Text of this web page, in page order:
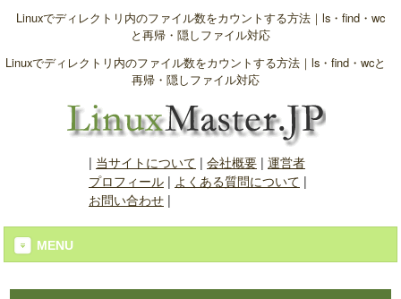
Linuxでディレクトリ内のファイル数をカウントする方法｜ls・find・wc
と再帰・隠しファイル対応
Linuxでディレクトリ内のファイル数をカウントする方法｜ls・find・wcと
再帰・隠しファイル対応
| 当サイトについて | 会社概要| 運営者
プロフィール| よくある質問について |
お問い合わせ|
MENU